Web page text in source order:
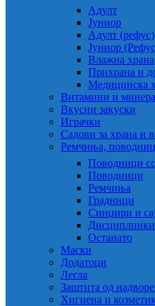
Адулт
Јуниор
Адулт (рефус)
Јуниор
Влажна храна
Прихрана и
Медицинска
Витамини и
Вкусни закуски
Играчки
Садови за храна и
Ремчиња,
Поводници
Поводници
Ремчиња
Градници
Синџири и
Дисциплинки
Останато
Маски
Додатоци
Легла
Заштита од
Хигиена и